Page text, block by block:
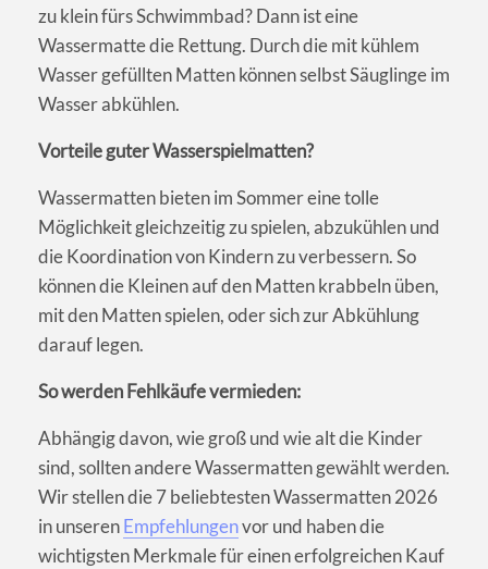
zu klein fürs Schwimmbad? Dann ist eine
Wassermatte die Rettung. Durch die mit kühlem
Wasser gefüllten Matten können selbst Säuglinge im
Wasser abkühlen.
Vorteile guter Wasserspielmatten?
Wassermatten bieten im Sommer eine tolle
Möglichkeit gleichzeitig zu spielen, abzukühlen und
die Koordination von Kindern zu verbessern. So
können die Kleinen auf den Matten krabbeln üben,
mit den Matten spielen, oder sich zur Abkühlung
darauf legen.
So werden Fehlkäufe vermieden:
Abhängig davon, wie groß und wie alt die Kinder
sind, sollten andere Wassermatten gewählt werden.
Wir stellen die 7 beliebtesten Wassermatten 2026
in unserenEmpfehlungenvor und haben die
wichtigsten Merkmale für einen erfolgreichen Kauf